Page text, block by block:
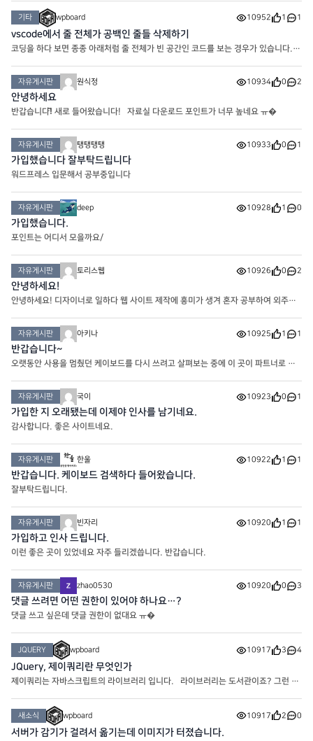
기타 wpboard 10952 1 1
vscode에서 줄 전체가 공백인 줄들 삭제하기
코딩을 하다 보면 종종 아래처럼 줄 전체가 빈 공간인 코드를 보는 경우가 있습니다.
활성화 합니다. 맥OS은 Cmd + H 입니다. 찾기 필드에 ^\s*\
자유게시판 원식정 10934 0 2
안녕하세요
반갑습니다!̆̈ 새로 들어왔습니다! 자료실 다운로드 포인트가 너무 높네요 ㅠ�
자유게시판 탱탱탱탱 10933 0 1
가입했습니다 잘부탁드립니다
워드프레스 입문해서 공부중입니다
자유게시판 deep 10928 1 0
가입했습니다.
포인트는 어디서 모을까요/
자유게시판 토리스웹 10926 0 2
안녕하세요!
안녕하세요! 디자이너로 일하다 웹 사이트 제작에 흥미가 생겨 혼자 공부하여 외주받
자유게시판 아키나 10925 1 1
반갑습니다~
오랫동안 사용을 멈췄던 케이보드를 다시 쓰려고 살펴보는 중에 이 곳이 파트너로 수
드립니다
자유게시판 국이 10923 0 1
가입한 지 오래됐는데 이제야 인사를 남기네요.
감사합니다. 좋은 사이트네요.
자유게시판 한울 10922 1 1
반갑습니다. 케이보드 검색하다 들어왔습니다.
잘부탁드립니다.
자유게시판 빈자리 10920 1 1
가입하고 인사 드립니다.
이런 좋은 곳이 있었네요 자주 들리겠씁니다. 반갑습니다.
자유게시판 zhao0530 10920 0 3
댓글 쓰려면 어떤 권한이 있어야 하나요…?
댓글 쓰고 싶은데 댓글 권한이 없대요 ㅠ�
JQUERY wpboard 10917 3 4
JQuery, 제이쿼리란 무엇인가
제이쿼리는 자바스크립트의 라이브러리 입니다. 라이브러리는 도서관이죠? 그런 의
가공해서 뭉쳐둔(?) 편하게 사용하라고 만든 일종의
새소식 wpboard 10917 2 0
서버가 감기가 걸려서 옮기는데 이미지가 터졌습니다.